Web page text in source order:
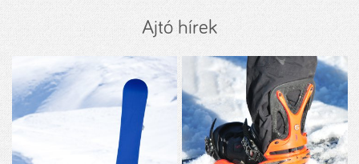
Ajtó hírek